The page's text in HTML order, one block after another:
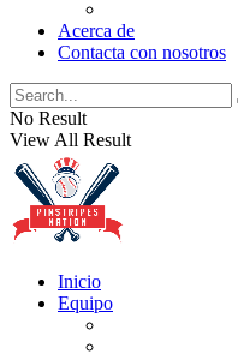
Acerca de
Contacta con nosotros
No Result
View All Result
Inicio
Equipo